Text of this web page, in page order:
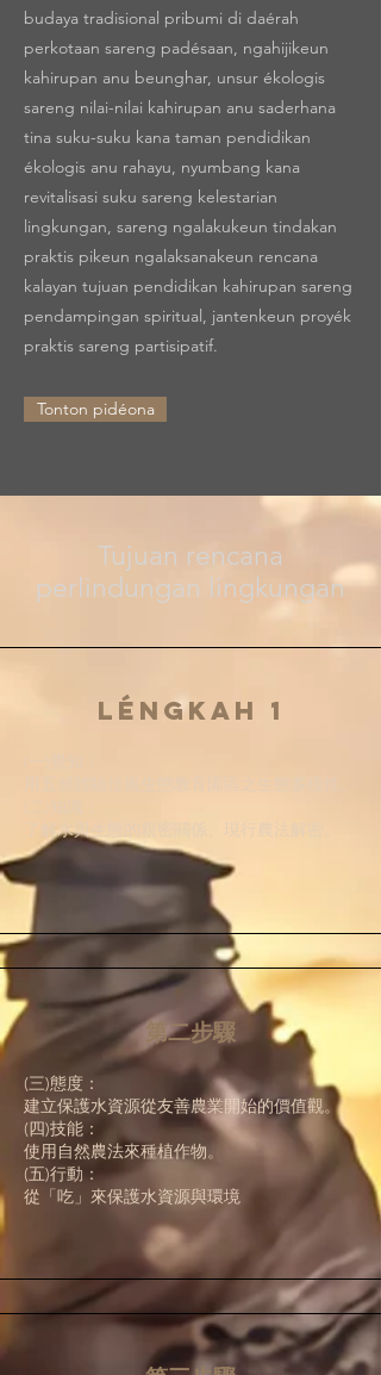
budaya tradisional pribumi di daérah
perkotaan sareng padésaan, ngahijikeun
kahirupan anu beunghar, unsur ékologis
sareng nilai-nilai kahirupan anu saderhana
tina suku-suku kana taman pendidikan
ékologis anu rahayu, nyumbang kana
revitalisasi suku sareng kelestarian
lingkungan, sareng ngalakukeun tindakan
praktis pikeun ngalaksanakeun rencana
kalayan tujuan pendidikan kahirupan sareng
pendampingan spiritual, jantenkeun proyék
praktis sareng partisipatif.
Tonton pidéona
Tujuan rencana
perlindungan lingkungan
Léngkah 1
了解水與生態的親密關係、現行農法解密。
第二步驟
(三)態度：
建立保護水資源從友善農業開始的價值觀。
(四)技能：
使用自然農法來種植作物。
(五)行動：
從「吃」來保護水資源與環境